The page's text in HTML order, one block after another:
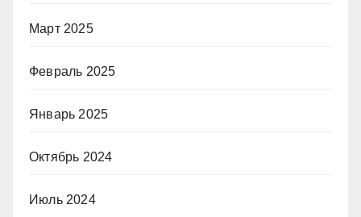
Март 2025
Февраль 2025
Январь 2025
Октябрь 2024
Июль 2024